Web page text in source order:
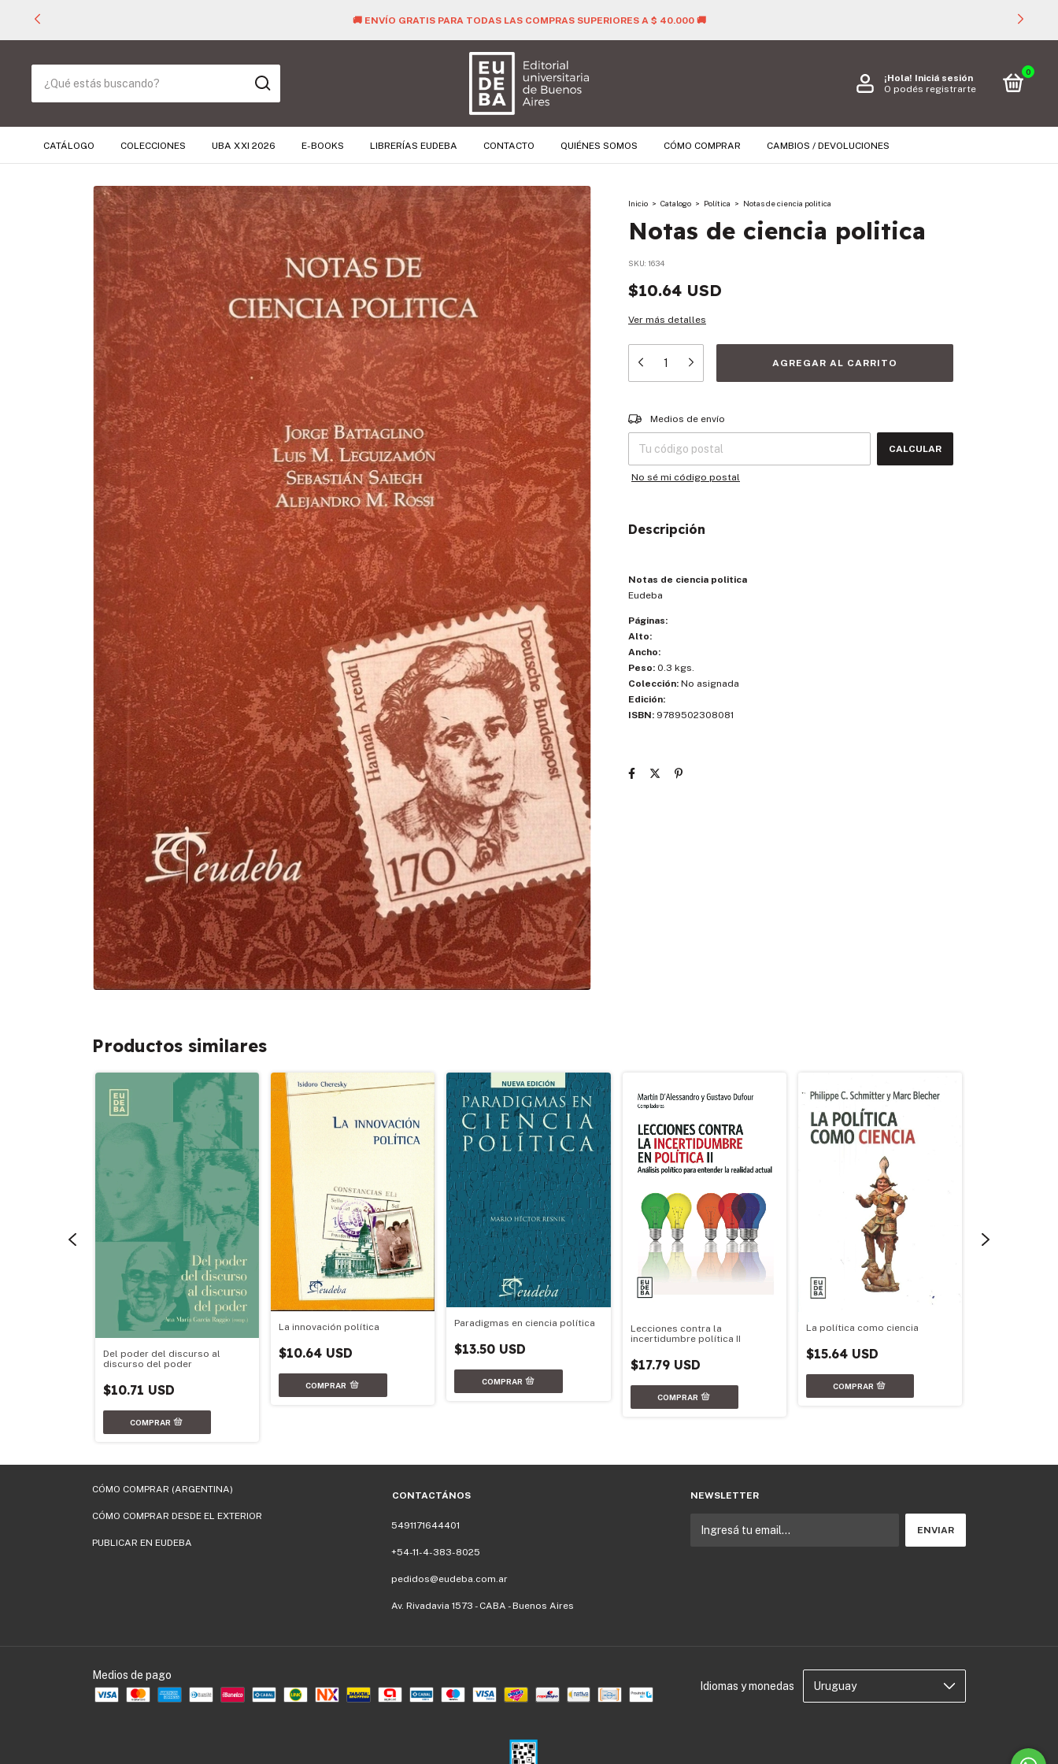
🚚 ENVÍO GRATIS PARA TODAS LAS COMPRAS SUPERIORES A $ 40.000 🚚
¡Hola! Iniciá sesión
O podés registrarte
0
CATÁLOGO COLECCIONES UBA XXI 2026 E-BOOKS LIBRERÍAS EUDEBA CONTACTO QUIÉNES SOMOS CÓMO COMPRAR CAMBIOS / DEVOLUCIONES
Inicio > Catalogo > Política > Notas de ciencia politica
Notas de ciencia politica
SKU: 1634
$10.64 USD
Ver más detalles
Entregas para el CP:
Medios de envío
CALCULAR
No sé mi código postal
Descripción
Notas de ciencia politica
Eudeba
Páginas:
Alto:
Ancho:
Peso: 0.3 kgs.
Colección: No asignada
Edición:
ISBN: 9789502308081
Productos similares
Del poder del discurso al
discurso del poder
$10.71 USD
La innovación política
$10.64 USD
Paradigmas en ciencia política
$13.50 USD
Lecciones contra la
incertidumbre política II
$17.79 USD
La política como ciencia
$15.64 USD
CÓMO COMPRAR (ARGENTINA)
CÓMO COMPRAR DESDE EL EXTERIOR
PUBLICAR EN EUDEBA
CONTACTÁNOS
5491171644401
+54-11-4-383-8025
pedidos@eudeba.com.ar
Av. Rivadavia 1573 - CABA - Buenos Aires
NEWSLETTER
Medios de pago
Idiomas y monedas